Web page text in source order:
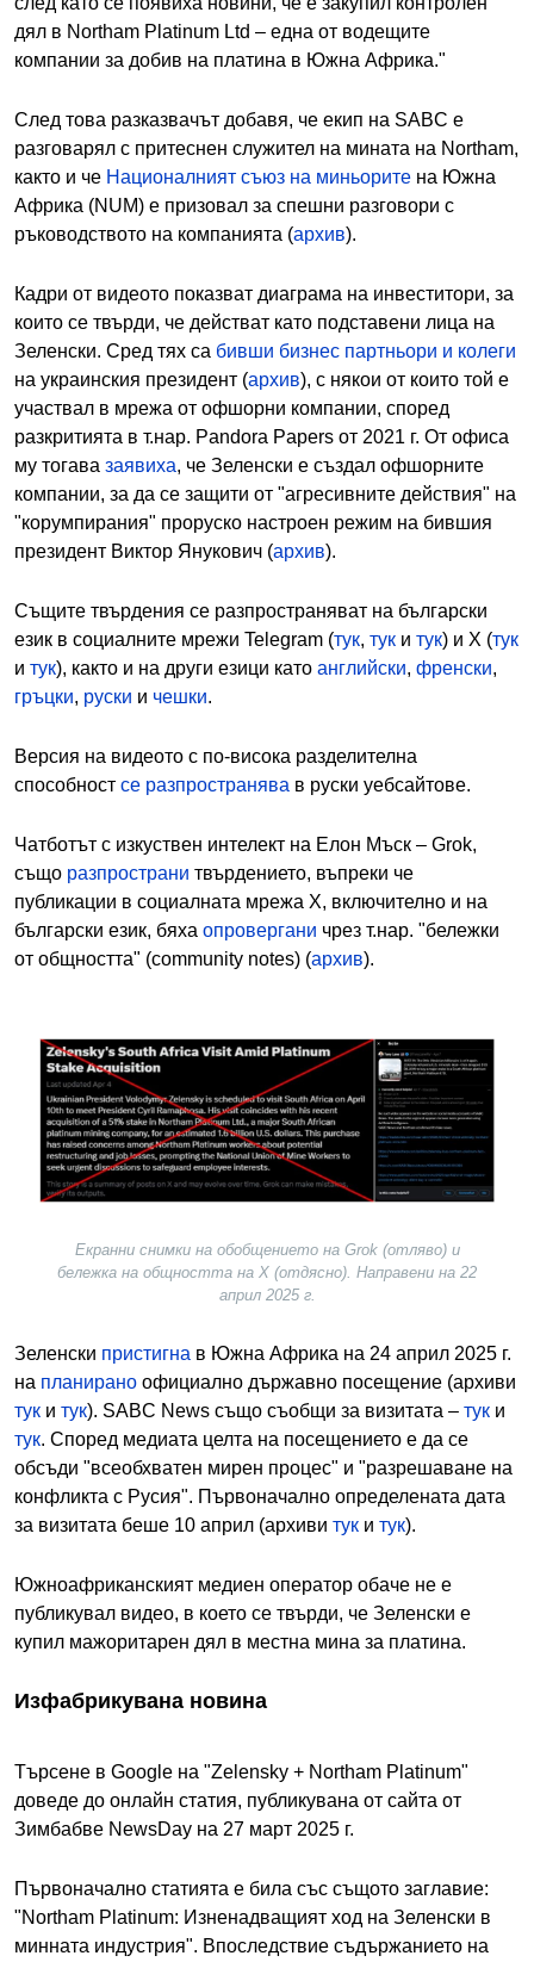
дял в Northam Platinum Ltd – една от водещите
компании за добив на платина в Южна Африка."
След това разказвачът добавя, че екип на SABC е
разговарял с притеснен служител на мината на Northam,
както и че Националният съюз на миньорите на Южна
Африка (NUM) е призовал за спешни разговори с
ръководството на компанията (архив).
Кадри от видеото показват диаграма на инвеститори, за
които се твърди, че действат като подставени лица на
Зеленски. Сред тях са бивши бизнес партньори и колеги
на украинския президент (архив), с някои от които той е
участвал в мрежа от офшорни компании, според
разкритията в т.нар. Pandora Papers от 2021 г. От офиса
му тогава заявиха, че Зеленски е създал офшорните
компании, за да се защити от "агресивните действия" на
"корумпирания" проруско настроен режим на бившия
президент Виктор Янукович (архив).
Същите твърдения се разпространяват на български
език в социалните мрежи Telegram (тук, тук и тук) и X (тук
и тук), както и на други езици като английски, френски,
гръцки, руски и чешки.
Версия на видеото с по-висока разделителна
способност се разпространява в руски уебсайтове.
Чатботът с изкуствен интелект на Елон Мъск – Grok,
също разпространи твърдението, въпреки че
публикации в социалната мрежа X, включително и на
български език, бяха опровергани чрез т.нар. "бележки
от общността" (community notes) (архив).
Image
Екранни снимки на обобщението на Grok (отляво) и
бележка на общността на Х (отдясно). Направени на 22
април 2025 г.
Зеленски пристигна в Южна Африка на 24 април 2025 г.
на планирано официално държавно посещение (архиви
тук и тук). SABC News също съобщи за визитата – тук и
тук. Според медиата целта на посещението е да се
обсъди "всеобхватен мирен процес" и "разрешаване на
конфликта с Русия". Първоначално определената дата
за визитата беше 10 април (архиви тук и тук).
Южноафриканският медиен оператор обаче не е
публикувал видео, в което се твърди, че Зеленски е
купил мажоритарен дял в местна мина за платина.
Изфабрикувана новина
Търсене в Google на "Zelensky + Northam Platinum"
доведе до онлайн статия, публикувана от сайта от
Зимбабве NewsDay на 27 март 2025 г.
Първоначално статията е била със същото заглавие:
"Northam Platinum: Изненадващият ход на Зеленски в
минната индустрия". Впоследствие съдържанието на